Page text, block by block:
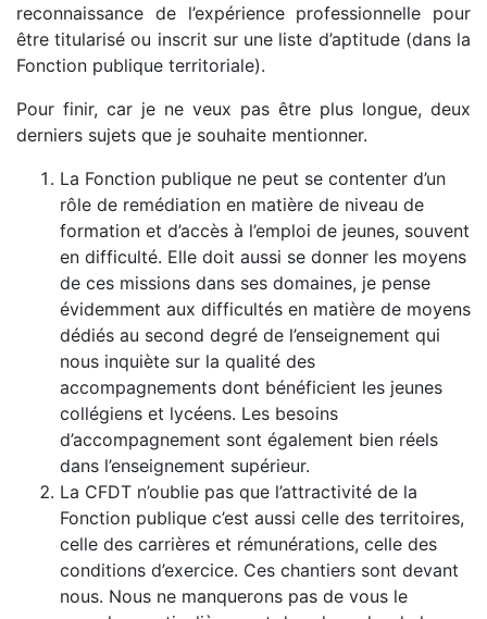
reconnaissance de l’expérience professionnelle pour
être titularisé ou inscrit sur une liste d’aptitude (dans la
Fonction publique territoriale).
Pour finir, car je ne veux pas être plus longue, deux
derniers sujets que je souhaite mentionner.
La Fonction publique ne peut se contenter d’un
rôle de remédiation en matière de niveau de
formation et d’accès à l’emploi de jeunes, souvent
en difficulté. Elle doit aussi se donner les moyens
de ces missions dans ses domaines, je pense
évidemment aux difficultés en matière de moyens
dédiés au second degré de l’enseignement qui
nous inquiète sur la qualité des
accompagnements dont bénéficient les jeunes
collégiens et lycéens. Les besoins
d’accompagnement sont également bien réels
dans l’enseignement supérieur.
La CFDT n’oublie pas que l’attractivité de la
Fonction publique c’est aussi celle des territoires,
celle des carrières et rémunérations, celle des
conditions d’exercice. Ces chantiers sont devant
nous. Nous ne manquerons pas de vous le